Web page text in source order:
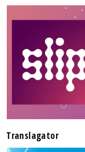
Translagator